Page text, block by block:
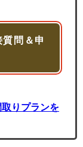
質問＆申
りプランを